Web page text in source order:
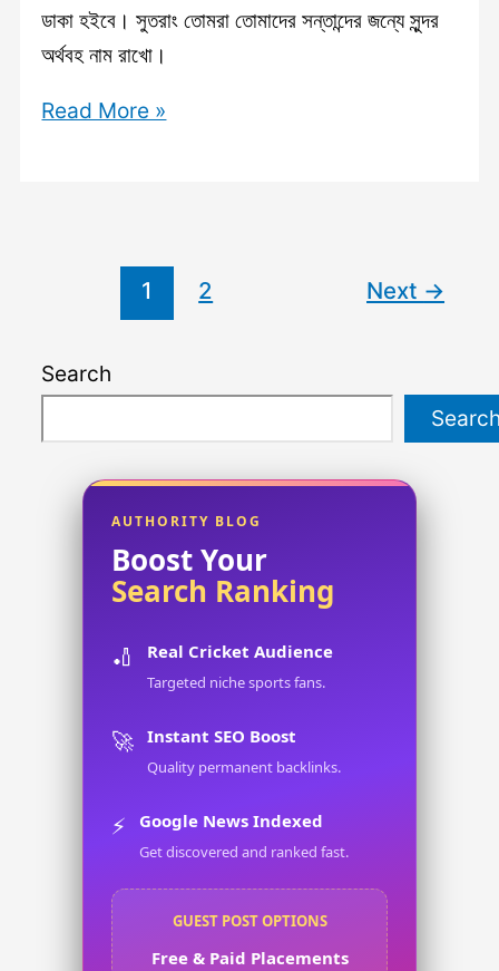
ডাকা হইবে। সুতরাং তোমরা তোমাদের সন্তান্দের জন্যে সুন্দর
অর্থবহ নাম রাখো।
জনি
Meaning
Bengali
Read More »
1 2 Next →
Search
AUTHORITY BLOG
Boost Your
Search Ranking
🏏 Real Cricket Audience
Targeted niche sports fans.
🚀 Instant SEO Boost
Quality permanent backlinks.
⚡ Google News Indexed
Get discovered and ranked fast.
GUEST POST OPTIONS
Free & Paid Placements